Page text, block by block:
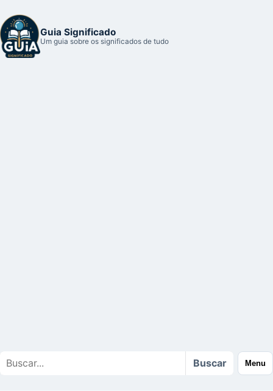
Guia Significado
Um guia sobre os significados de tudo
Buscar
Buscar Menu